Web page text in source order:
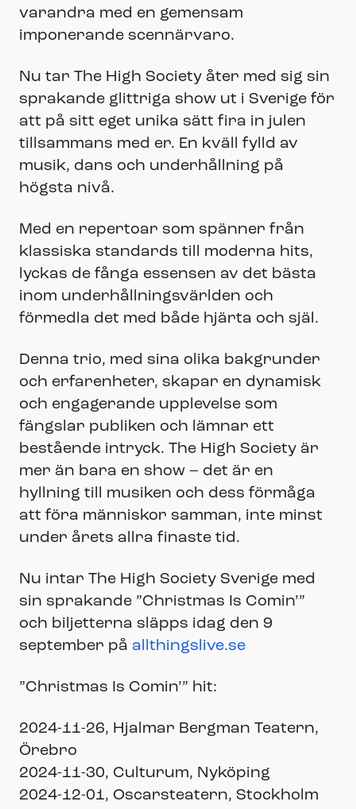
varandra med en gemensam
imponerande scennärvaro.
Nu tar The High Society åter med sig sin
sprakande glittriga show ut i Sverige för
att på sitt eget unika sätt fira in julen
tillsammans med er. En kväll fylld av
musik, dans och underhållning på
högsta nivå.
Med en repertoar som spänner från
klassiska standards till moderna hits,
lyckas de fånga essensen av det bästa
inom underhållningsvärlden och
förmedla det med både hjärta och själ.
Denna trio, med sina olika bakgrunder
och erfarenheter, skapar en dynamisk
och engagerande upplevelse som
fängslar publiken och lämnar ett
bestående intryck. The High Society är
mer än bara en show – det är en
hyllning till musiken och dess förmåga
att föra människor samman, inte minst
under årets allra finaste tid.
Nu intar The High Society Sverige med
sin sprakande ”Christmas Is Comin’”
och biljetterna släpps idag den 9
september på allthingslive.se
”Christmas Is Comin’” hit:
2024-11-26, Hjalmar Bergman Teatern,
Örebro
2024-11-30, Culturum, Nyköping
2024-12-01, Oscarsteatern, Stockholm